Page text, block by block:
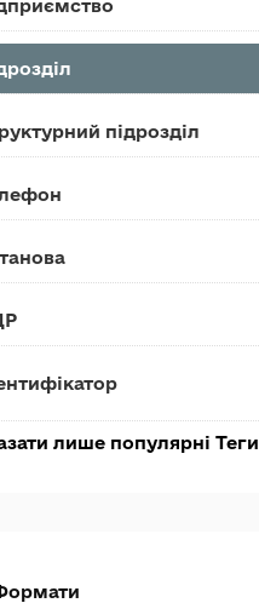
підрозділ
лише популярні Теги